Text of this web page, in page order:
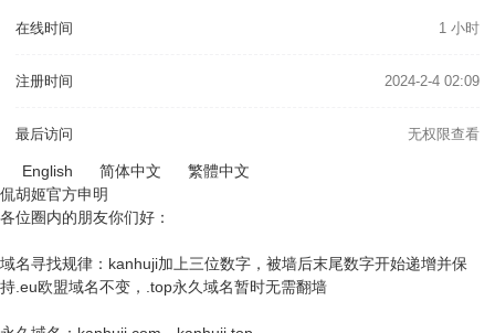
在线时间 1 小时
注册时间 2024-2-4 02:09
最后访问 无权限查看
English 简体中文
繁體中文
侃胡姬官方申明
各位圈内的朋友你们好：
域名寻找规律：kanhuji加上三位数字，被墙后末尾数字开始递增并保
持.eu欧盟域名不变，.top永久域名暂时无需翻墙